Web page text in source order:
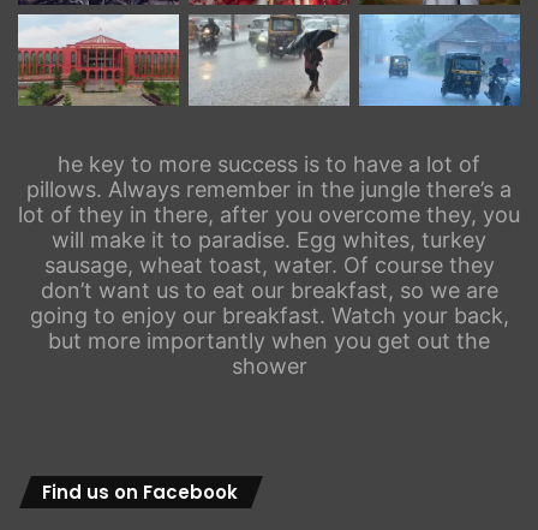
he key to more success is to have a lot of
pillows. Always remember in the jungle there’s a
lot of they in there, after you overcome they, you
will make it to paradise. Egg whites, turkey
sausage, wheat toast, water. Of course they
don’t want us to eat our breakfast, so we are
going to enjoy our breakfast. Watch your back,
but more importantly when you get out the
shower
Find us on Facebook